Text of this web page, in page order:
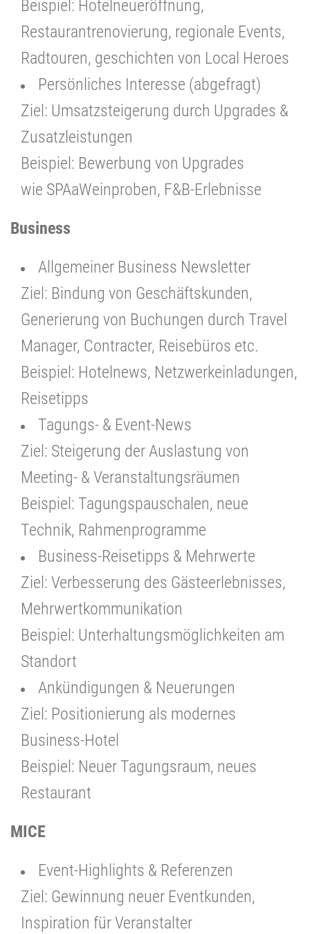
Beispiel: Hotelneueröffnung,
Restaurantrenovierung, regionale Events,
Radtouren, geschichten von Local Heroes
Persönliches Interesse (abgefragt)
Ziel: Umsatzsteigerung durch Upgrades &
Zusatzleistungen
Beispiel: Bewerbung von Upgrades
wie SPAaWeinproben, F&B-Erlebnisse
Business
Allgemeiner Business Newsletter
Ziel: Bindung von Geschäftskunden,
Generierung von Buchungen durch Travel
Manager, Contracter, Reisebüros etc.
Beispiel: Hotelnews, Netzwerkeinladungen,
Reisetipps
Tagungs- & Event-News
Ziel: Steigerung der Auslastung von
Meeting- & Veranstaltungsräumen
Beispiel: Tagungspauschalen, neue
Technik, Rahmenprogramme
Business-Reisetipps & Mehrwerte
Ziel: Verbesserung des Gästeerlebnisses,
Mehrwertkommunikation
Beispiel: Unterhaltungsmöglichkeiten am
Standort
Ankündigungen & Neuerungen
Ziel: Positionierung als modernes
Business-Hotel
Beispiel: Neuer Tagungsraum, neues
Restaurant
MICE
Event-Highlights & Referenzen
Ziel: Gewinnung neuer Eventkunden,
Inspiration für Veranstalter